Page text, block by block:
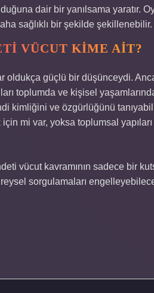
dair bir yanılsama yaratır.
sağlıklı bir şekilde şekillenebilir.
VÜCUT KIME AIT?
oldukça güçlü bir düşünceydi.
toplumda ve kişisel
kimliğini ve özgürlüğünü
mi var, yoksa toplumsal
vücut kavramının sadece bir
sorgulamaları